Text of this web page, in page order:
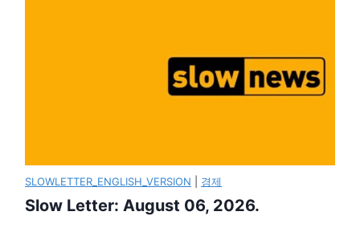
SLOWLETTER_ENGLISH_VERSION 경제
Slow Letter: August 06, 2026.